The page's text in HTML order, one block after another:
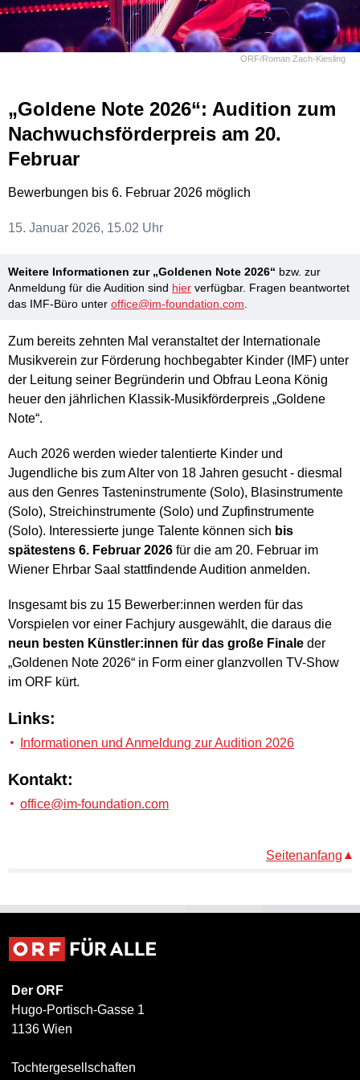
ORF/Roman Zach-Kiesling
„Goldene Note 2026“: Audition zum
Nachwuchsförderpreis am 20.
Februar
Bewerbungen bis 6. Februar 2026 möglich
15. Januar 2026, 15.02 Uhr
Weitere Informationen zur „Goldenen Note 2026“ bzw. zur
Anmeldung für die Audition sind hier verfügbar. Fragen beantwortet
das IMF-Büro unter office@im-foundation.com
Zum bereits zehnten Mal veranstaltet der Internationale
Musikverein zur Förderung hochbegabter Kinder (IMF) unter
der Leitung seiner Begründerin und Obfrau Leona König
heuer den jährlichen Klassik-Musikförderpreis „Goldene
Note“.
Auch 2026 werden wieder talentierte Kinder und
Jugendliche bis zum Alter von 18 Jahren gesucht - diesmal
aus den Genres Tasteninstrumente (Solo), Blasinstrumente
(Solo), Streichinstrumente (Solo) und Zupfinstrumente
(Solo). Interessierte junge Talente können sich bis
spätestens 6. Februar 2026 für die am 20. Februar im
Wiener Ehrbar Saal stattfindende Audition anmelden.
Insgesamt bis zu 15 Bewerber:innen werden für das
Vorspielen vor einer Fachjury ausgewählt, die daraus die
neun besten Künstler:innen für das große Finale der
„Goldenen Note 2026“ in Form einer glanzvollen TV-Show
im ORF kürt.
Links:
Informationen und Anmeldung zur Audition 2026
Kontakt:
office@im-foundation.com
Seitenanfang
Der ORF
Hugo-Portisch-Gasse 1
1136 Wien
Tochtergesellschaften